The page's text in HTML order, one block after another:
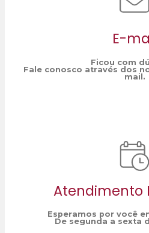
E-
Ficou com
Fale conosco através dos
mail.
Atendimento
Esperamos por você
De segunda a sexta